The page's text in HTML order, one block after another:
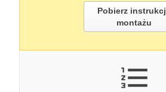
Pobierz
montażu